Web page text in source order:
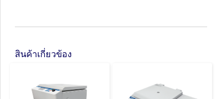
สินค้าเกี่ยวข้อง